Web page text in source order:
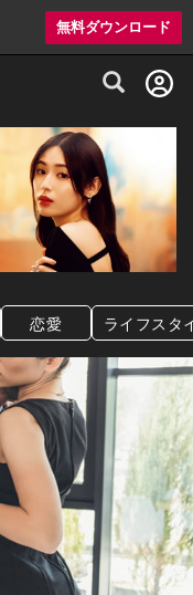
無料ダウンロード
ミアムレストラン予約
恋愛 ライフスタ